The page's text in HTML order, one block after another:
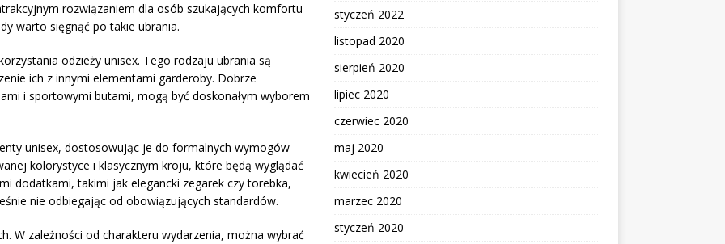
rozwiązaniem dla osób szukających komfortu
warto sięgnąć po takie ubrania.
odzieży unisex. Tego rodzaju ubrania są
ich z innymi elementami garderoby. Dobrze
i sportowymi butami, mogą być doskonałym wyborem
unisex, dostosowując je do formalnych wymogów
kolorystyce i klasycznym kroju, które będą wyglądać
dodatkami, takimi jak elegancki zegarek czy torebka,
nie odbiegając od obowiązujących standardów.
W zależności od charakteru wydarzenia, można wybrać
styczeń 2022
listopad 2020
sierpień 2020
lipiec 2020
czerwiec 2020
maj 2020
kwiecień 2020
marzec 2020
styczeń 2020